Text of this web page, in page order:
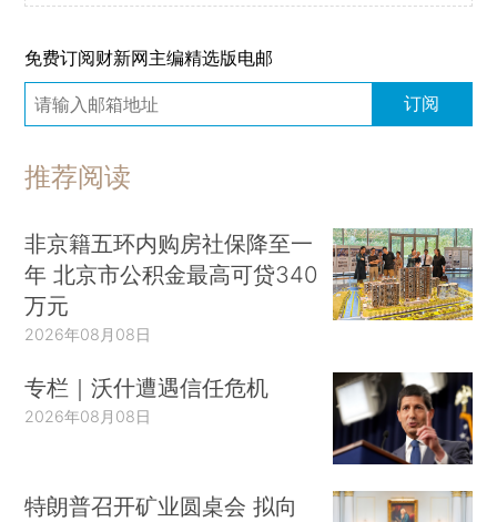
免费订阅财新网主编精选版电邮
订阅
推荐阅读
非京籍五环内购房社保降至一
年 北京市公积金最高可贷340
万元
2026年08月08日
专栏｜沃什遭遇信任危机
2026年08月08日
特朗普召开矿业圆桌会 拟向